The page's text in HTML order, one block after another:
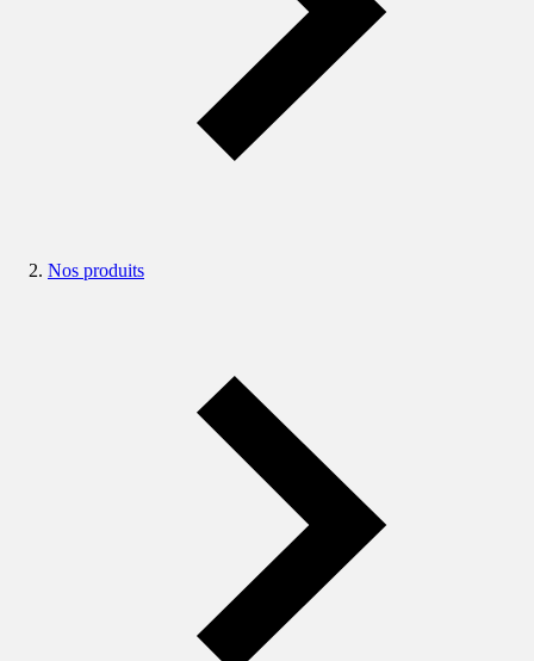
Nos produits